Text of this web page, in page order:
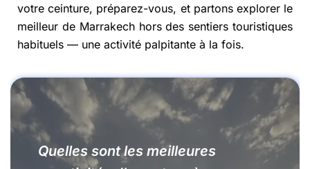
votre ceinture, préparez-vous, et partons explorer le
meilleur de Marrakech hors des sentiers touristiques
habituels — une activité palpitante à la fois.
Quelles sont les meilleures